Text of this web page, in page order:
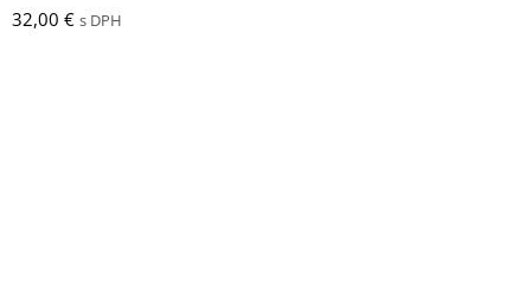
32,00 € s DPH